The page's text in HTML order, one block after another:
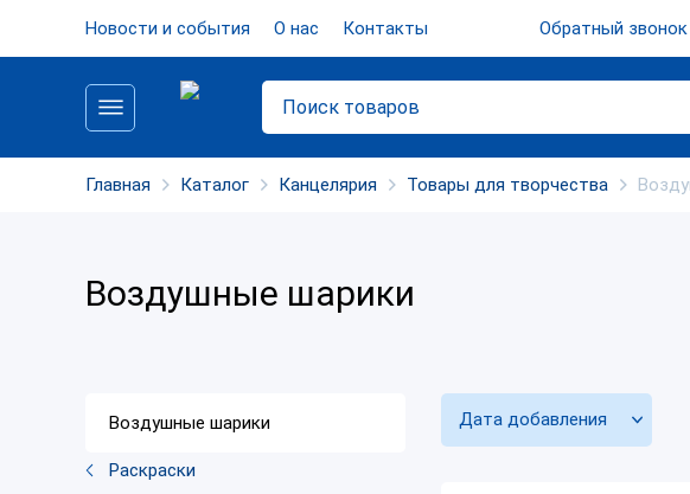
Новости и события О нас Контакты Обратный звонок
Главная Каталог Канцелярия Товары для творчества
Воздушные шарики
Воздушные шарики
Раскраски
Дата добавления